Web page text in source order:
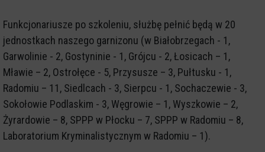
Funkcjonariusze po szkoleniu, służbę pełnić będą w 20
jednostkach naszego garnizonu (w Białobrzegach - 1,
Garwolinie - 2, Gostyninie - 1, Grójcu - 2, Łosicach – 1,
Mławie – 2, Ostrołęce - 5, Przysusze – 3, Pułtusku - 1,
Radomiu – 11, Siedlcach - 3, Sierpcu - 1, Sochaczewie - 3,
Sokołowie Podlaskim - 3, Węgrowie – 1, Wyszkowie – 2,
Żyrardowie – 8, SPPP w Płocku – 7, SPPP w Radomiu – 8,
Laboratorium Kryminalistycznym w Radomiu – 1).